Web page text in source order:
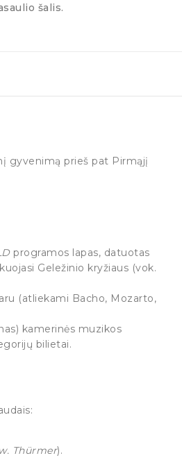
šalis.
gyvenimą prieš pat Pirmąjį
programos lapas, datuotas
Geležinio kryžiaus (vok.
(atliekami Bacho, Mozarto,
kamerinės muzikos
bilietai.
Thürmer).